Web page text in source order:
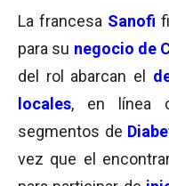
La francesa Sanofi
para su negocio de
del rol abarcan el
locales, en línea
segmentos de
vez que el